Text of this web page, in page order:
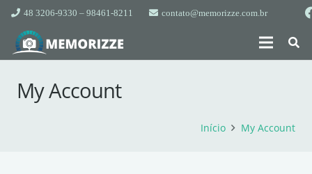
48 3206-9330 – 98461-8211 contato@memorizze.com.br
My Account
Início My Account